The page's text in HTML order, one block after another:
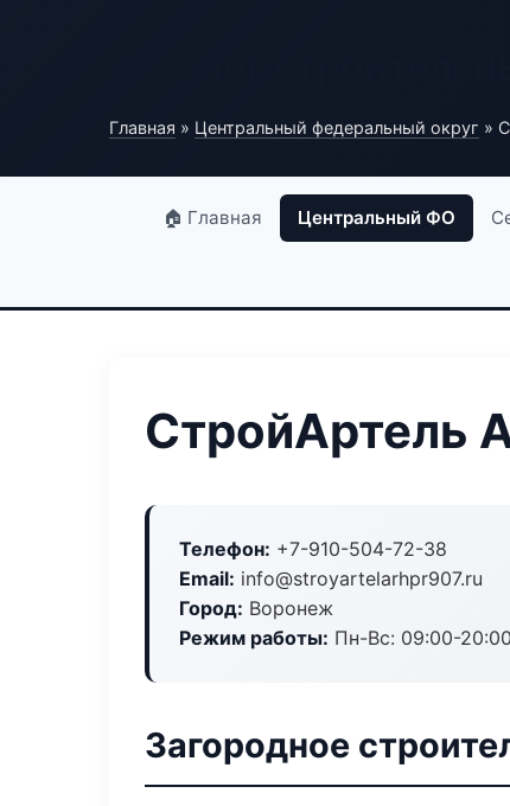
Главная » Центральный федеральный округ »
🏠 Главная Центральный ФО
СтройАртель
Телефон: +7-910-504-72-38
Email: info@stroyartelarhpr907.ru
Город: Воронеж
Режим работы: Пн-Вс: 09:00-20:00
Загородное